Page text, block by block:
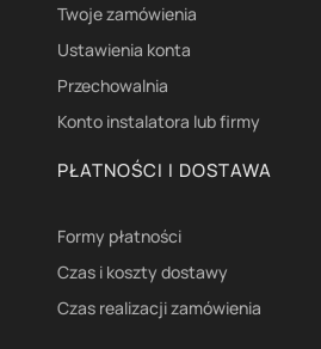
Twoje zamówienia
Ustawienia konta
Przechowalnia
Konto instalatora lub firmy
PŁATNOŚCI I DOSTAWA
Formy płatności
Czas i koszty dostawy
Czas realizacji zamówienia